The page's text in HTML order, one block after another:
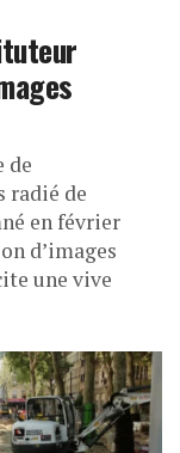
de
radié de
en février
d’images
une vive